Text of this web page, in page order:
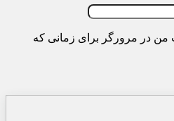
من در مرورگر برای زمانی که